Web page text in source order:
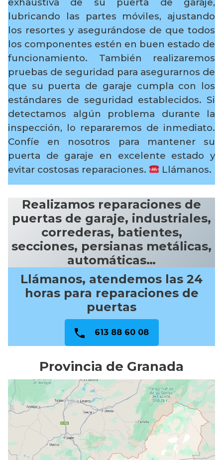
exhaustiva de su puerta de garaje,
lubricando las partes móviles, ajustando
los resortes y asegurándose de que todos
los componentes estén en buen estado de
funcionamiento. También realizaremos
pruebas de seguridad para asegurarnos de
que su puerta de garaje cumpla con los
estándares de seguridad establecidos. Si
detectamos algún problema durante la
inspección, lo repararemos de inmediato.
Confíe en nosotros para mantener su
puerta de garaje en excelente estado y
evitar costosas reparaciones.
Llámanos.
Realizamos reparaciones de
puertas de garaje, industriales,
correderas, batientes,
secciones, persianas metálicas,
automáticas…
Llámanos, atendemos las 24
horas para reparaciones de
puertas
613 88 60 08
Provincia de Granada